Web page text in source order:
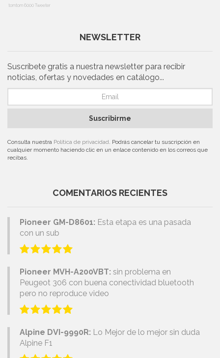
tomtom 6000Tweeter
NEWSLETTER
Suscríbete gratis a nuestra newsletter para recibir
noticias, ofertas y novedades en catálogo...
Suscribirme
Consulta nuestra Política de privacidad. Podrás cancelar tu suscripción en
cualquier momento haciendo clic en un enlace contenido en los correos que
recibas.
COMENTARIOS RECIENTES
Pioneer GM-D8601: Esta etapa es una pasada
con un sub
Pioneer MVH-A200VBT: sin problema en
Peugeot 306 con buena conectividad bluetooth
pero no reproduce video
Alpine DVI-9990R: Lo Mejor de lo mejor sin duda
Alpine F1